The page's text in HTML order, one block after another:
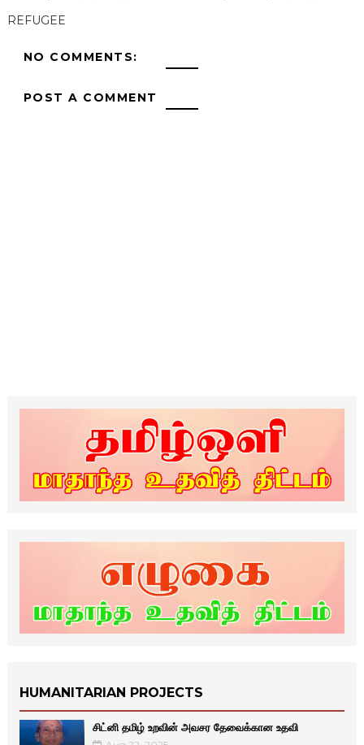
REFUGEE
NO COMMENTS:
POST A COMMENT
HUMANITARIAN PROJECTS
சிட்னி தமிழ் உறவின் அவசர தேவைக்கான உதவி